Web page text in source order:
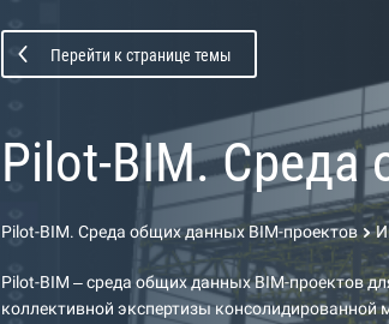
Перейти к странице темы
Pilot-BIM. Среда
Pilot-BIM. Среда общих данных BIM-проектов
Pilot-BIM – среда общих данных BIM-проектов
коллективной экспертизы консолидированной